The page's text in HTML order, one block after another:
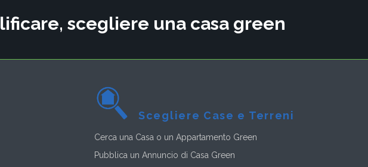
scegliere una casa green
Scegliere Case e Terreni
Cerca una Casa o un Appartamento Green
Pubblica un Annuncio di Casa Green